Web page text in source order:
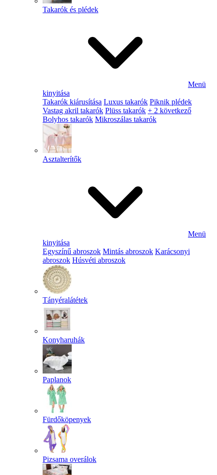
Takarók és plédek
Menü
kinyitása
Takarók kiárusítása Luxus takarók Piknik plédek
Vastag akril takarók Plüss takarók + 2 következő
Bolyhos takarók Mikroszálas takarók
Asztalterítők
Menü
kinyitása
Egyszínű abroszok Mintás abroszok Karácsonyi
abroszok Húsvéti abroszok
Tányéralátétek
Konyharuhák
Paplanok
Fürdőköpenyek
Pizsama overálok